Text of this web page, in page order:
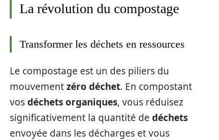
La révolution du compostage
Transformer les déchets en ressources
Le compostage est un des piliers du
mouvementzéro déchet. En compostant
vosdéchets organiques, vous réduisez
significativement la quantité de déchets
envoyée dans les décharges et vous